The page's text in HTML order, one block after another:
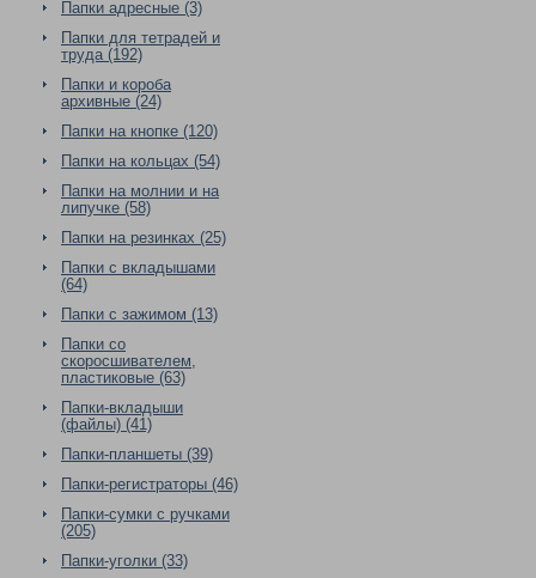
Папки адресные (3)
Папки для тетрадей и
труда (192)
Папки и короба
архивные (24)
Папки на кнопке (120)
Папки на кольцах (54)
Папки на молнии и на
липучке (58)
Папки на резинках (25)
Папки с вкладышами
(64)
Папки с зажимом (13)
Папки со
скоросшивателем,
пластиковые (63)
Папки-вкладыши
(файлы) (41)
Папки-планшеты (39)
Папки-регистраторы (46)
Папки-сумки с ручками
(205)
Папки-уголки (33)